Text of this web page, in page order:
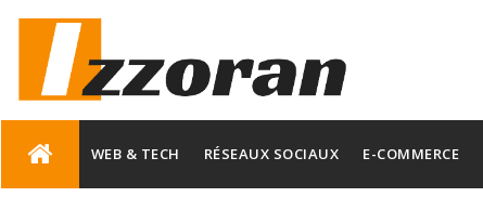
WEB & TECH RÉSEAUX SOCIAUX E-COMMERCE